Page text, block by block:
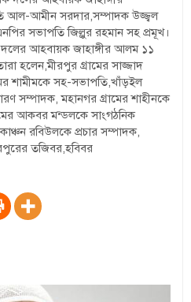
আল-আমীন সরদার,সম্পাদক উজ্জ্বল
সভাপতি জিল্লুর রহমান সহ প্রমূখ।
দলের আহবায়ক জাহাঙ্গীর আলম ১১
হলেন,মীরপুর গ্রামের সাজ্জাদ
শামীমকে সহ-সভাপতি,খাঁড়ইল
সম্পাদক, মহানগর গ্রামের শাহীনকে
আকবর মন্ডলকে সাংগঠনিক
রবিউলকে প্রচার সম্পাদক,
তজিবর,হবিবর